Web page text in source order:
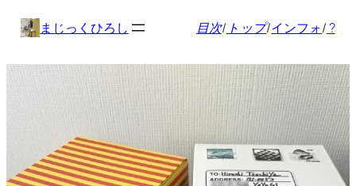
ス
キ
まじっくひろし 目次/ トップ/インフォ/ ?